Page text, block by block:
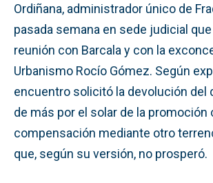
Ordiñana, administrador único de
pasada semana en sede judicial
reunión con Barcala y con la
Urbanismo Rocío Gómez. Según
encuentro solicitó la devolución del
de más por el solar de la promoción
compensación mediante otro
que, según su versión, no prosperó.